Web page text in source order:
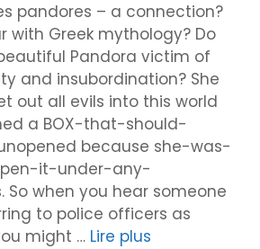
pandores – a connection?
with Greek mythology? Do
Pandora victim of
and insubordination? She
out all evils into this world
a BOX-that-should-
because she-was-
it-under-any-
So when you hear someone
to police officers as
might … Lire plus